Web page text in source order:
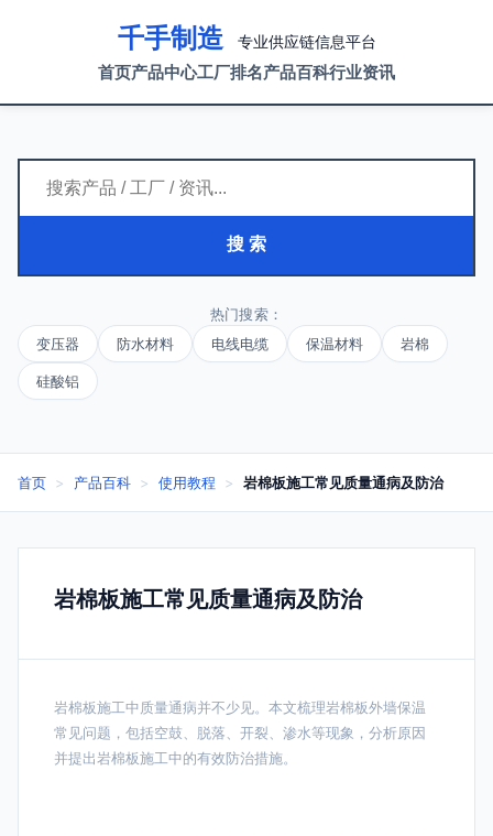
千手制造 专业供应链信息平台
首页产品中心工厂排名产品百科行业资讯
搜 索
热门搜索：
变压器
防水材料 电线电缆 保温材料 岩棉
硅酸铝
首页 > 产品百科 > 使用教程 > 岩棉板施工常见质量通病及防治
岩棉板施工常见质量通病及防治
岩棉板施工中质量通病并不少见。本文梳理岩棉板外墙保温
常见问题，包括空鼓、脱落、开裂、渗水等现象，分析原因
并提出岩棉板施工中的有效防治措施。